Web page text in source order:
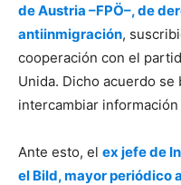
de Austria –FPÖ–, de
antiinmigración,
cooperación con el
Unida. Dicho acuerdo
intercambiar
Ante esto, el ex jefe de
el Bild, mayor periódico